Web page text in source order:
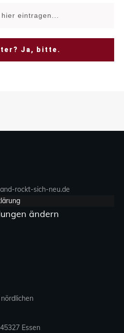
Ja, bitte.
rockt-sich-neu.de
ändern
Essen